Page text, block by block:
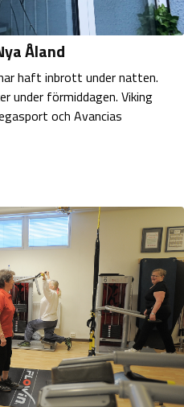
Åland
haft inbrott under natten.
under förmiddagen. Viking
och Avancias